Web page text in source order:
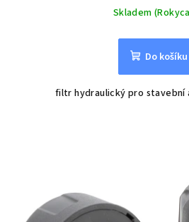
Skladem
Do košíku
filtr hydraulický pro stavební